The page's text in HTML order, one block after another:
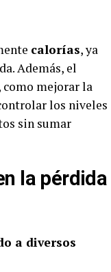
calorías, ya
Además, el
como mejorar la
los niveles
sin sumar
la pérdida
a diversos